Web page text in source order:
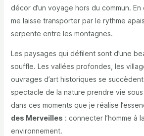
décor d’un voyage hors du commun. En
me laisse transporter par le rythme
serpente entre les montagnes.
Les paysages qui défilent sont d’une
souffle. Les vallées profondes, les
ouvrages d’art historiques se
spectacle de la nature prendre vie sous
dans ces moments que je réalise
des Merveilles : connecter l’homme à
environnement.